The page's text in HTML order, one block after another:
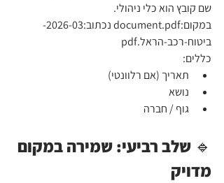
שם קובץ הוא כלי ניהולי.
במקום:document.pdf נכתוב:2026-03-
ביטוח-רכב-הראל.pdf
כללים:
תאריך (אם רלוונטי)
נושא
גוף / חברה
🔹 שלב רביעי: שמירה במקום
מדויק